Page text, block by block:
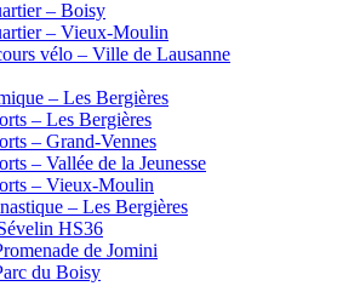
– Boisy
– Vieux-Moulin
vélo – Ville de Lausanne
– Les Bergières
– Les Bergières
– Grand-Vennes
– Vallée de la Jeunesse
– Vieux-Moulin
– Les Bergières
HS36
de Jomini
du Boisy